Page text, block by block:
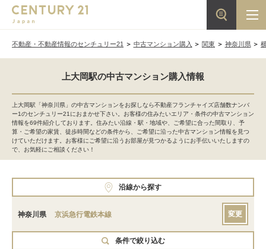
不動産・不動産情報のセンチュリー21 中古マンション購入 関東 神奈川県
上大岡駅の中古マンション購入情報
上大岡駅「神奈川県」の中古マンションをお探しなら不動産フランチャイズ店舗数ナンバ
ー1のセンチュリー21におまかせ下さい。お客様の住みたいエリア・条件の中古マンション
情報を69件紹介しております。住みたい沿線・駅・地域や、ご希望に合った間取り、予
算・ご希望の家賃、徒歩時間などの条件から、ご希望に沿った中古マンション情報を見つ
けていただけます。お客様にご希望に沿うお部屋が見つかるようにお手伝いいたしますの
で、お気軽にご相談ください！
沿線から探す
神奈川県 京浜急行電鉄本線 変更
条件で絞り込む